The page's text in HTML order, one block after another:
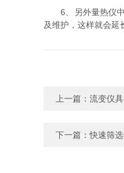
6、另外量热仪中
及维护，这样就会延
上一篇： 流变仪
下一篇：快速筛